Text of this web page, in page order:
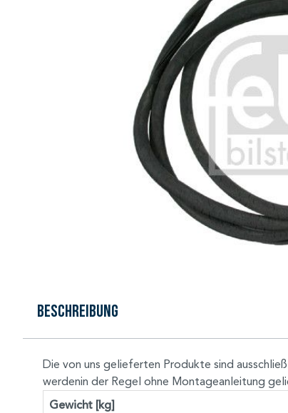
Beschreibung
Die von uns gelieferten Produkte sind
werdenin der Regel ohne Montageanleitung
Gewicht [kg]